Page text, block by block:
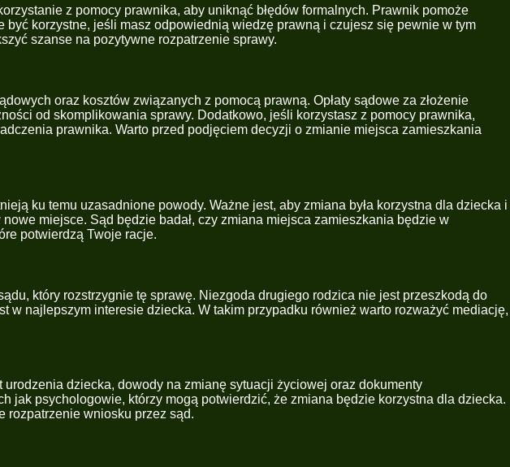
z pomocy prawnika, aby uniknąć błędów formalnych. Prawnik pomoże
korzystne, jeśli masz odpowiednią wiedzę prawną i czujesz się pewnie w tym
szanse na pozytywne rozpatrzenie sprawy.
oraz kosztów związanych z pomocą prawną. Opłaty sądowe za złożenie
od skomplikowania sprawy. Dodatkowo, jeśli korzystasz z pomocy prawnika,
prawnika. Warto przed podjęciem decyzji o zmianie miejsca zamieszkania
ku temu uzasadnione powody. Ważne jest, aby zmiana była korzystna dla dziecka i
miejsce. Sąd będzie badał, czy zmiana miejsca zamieszkania będzie w
potwierdzą Twoje racje.
który rozstrzygnie tę sprawę. Niezgoda drugiego rodzica nie jest przeszkodą do
w najlepszym interesie dziecka. W takim przypadku również warto rozważyć mediację,
dziecka, dowody na zmianę sytuacji życiowej oraz dokumenty
jak psychologowie, którzy mogą potwierdzić, że zmiana będzie korzystna dla dziecka.
rozpatrzenie wniosku przez sąd.